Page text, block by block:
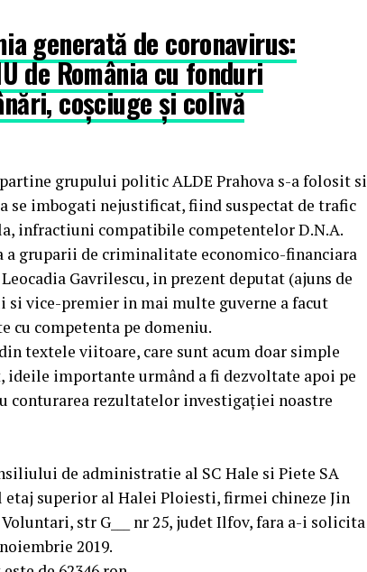
generată de coronavirus:
de România cu fonduri
coșciuge și colivă
grupului politic ALDE Prahova s-a folosit si
se imbogati nejustificat, fiind suspectat de trafic
infractiuni compatibile competentelor D.N.A.
gruparii de criminalitate economico-financiara
Gavrilescu, in prezent deputat (ajuns de
vice-premier in mai multe guverne a facut
competenta pe domeniu.
textele viitoare, care sunt acum doar simple
ideile importante urmând a fi dezvoltate apoi pe
conturarea rezultatelor investigației noastre
de administratie al SC Hale si Piete SA
superior al Halei Ploiesti, firmei chineze Jin
str G___ nr 25, judet Ilfov, fara a-i solicita
2019.